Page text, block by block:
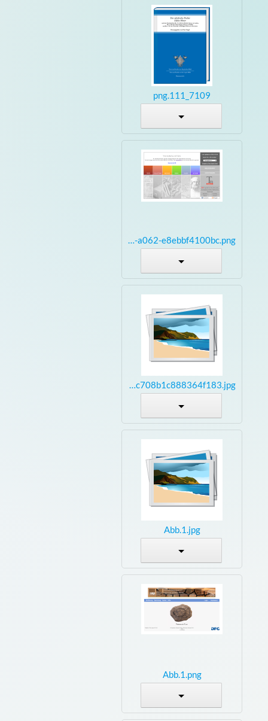
7109_111.png
8933d579-77f8-43d9-a062-e8ebbf4100bc.png
99710cbb9e158e1c708b1c888364f183.jpg
Abb.1.jpg
Abb.1.png